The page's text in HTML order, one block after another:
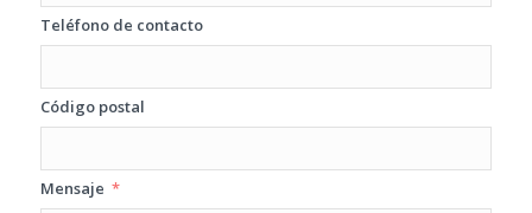
Teléfono de contacto
Código postal
Mensaje